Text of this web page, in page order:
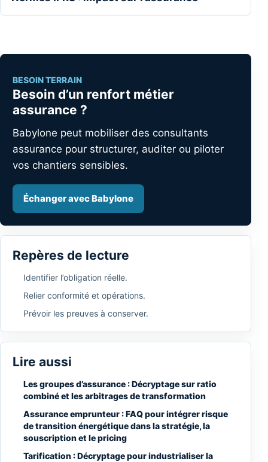
BESOIN TERRAIN
Besoin d’un renfort métier
assurance ?
Babylone peut mobiliser des consultants
assurance pour structurer, auditer ou piloter
vos chantiers sensibles.
Échanger avec Babylone
Repères de lecture
Identifier l’obligation réelle.
Relier conformité et opérations.
Prévoir les preuves à conserver.
Lire aussi
Les groupes d’assurance : Décryptage sur ratio
combiné et les arbitrages de transformation
Assurance emprunteur : FAQ pour intégrer risque
de transition énergétique dans la stratégie, la
souscription et le pricing
Tarification : Décryptage pour industrialiser la